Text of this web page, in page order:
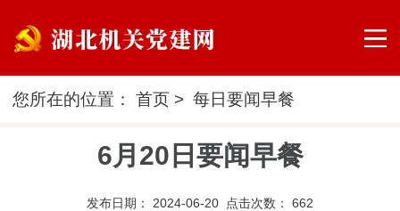
您所在的位置：首页 >每日要闻早餐
6月20日要闻早餐
发布日期： 2024-06-20 点击次数： 662